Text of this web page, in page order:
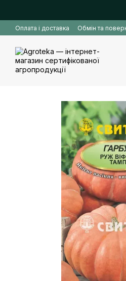
Оплата і доставка Обмін та